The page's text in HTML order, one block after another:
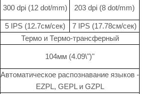
300 dpi (12 dot/mm) 203 dpi (8 dot/mm)
5 IPS (12.7cм/сек)
7 IPS (17.78cм/сек)
Термо и Термо-трансферный
104мм (4.09\")"
Автоматическое распознавание языков -
EZPL, GEPL и GZPL